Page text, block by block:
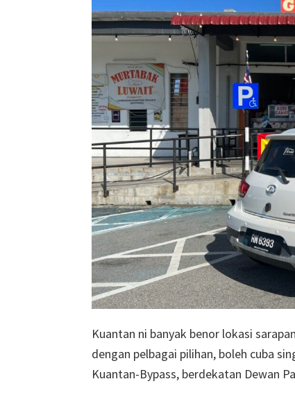
Kuantan ni banyak benor lokasi
dengan pelbagai pilihan, boleh cuba
Kuantan-Bypass, berdekatan Dewan